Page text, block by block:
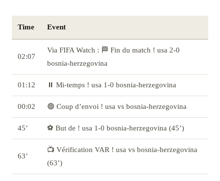
Time Event
02:07
Via FIFA Watch : 🏁 Fin du match ! usa 2-0
bosnia-herzegovina
01:12 ⏸️ Mi-temps ! usa 1-0 bosnia-herzegovina
00:02 🟢 Coup d’envoi ! usa vs bosnia-herzegovina
45’ ⚽ But de ! usa 1-0 bosnia-herzegovina (45’)
63’
📺 Vérification VAR ! usa vs bosnia-herzegovina
(63’)